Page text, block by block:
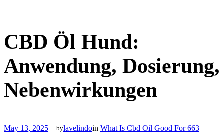
CBD Öl Hund:
Anwendung, Dosierung,
Nebenwirkungen
May 13, 2025—bylavelindoin What Is Cbd Oil Good For 663